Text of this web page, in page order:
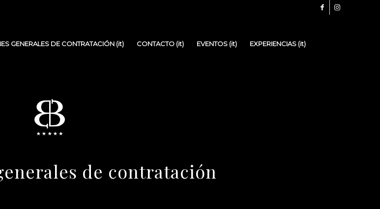
GENERALES DE CONTRATACIÓN (it) CONTACTO (it) EVENTOS (it) EXPERIENCIAS (it)
de contratación